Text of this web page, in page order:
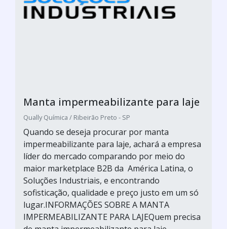
Manta impermeabilizante para laje
Qually Química / Ribeirão Preto - SP
Quando se deseja procurar por manta
impermeabilizante para laje, achará a empresa
líder do mercado comparando por meio do
maior marketplace B2B da América Latina, o
Soluções Industriais, e encontrando
sofisticação, qualidade e preço justo em um só
lugar.INFORMAÇÕES SOBRE A MANTA
IMPERMEABILIZANTE PARA LAJEQuem precisa